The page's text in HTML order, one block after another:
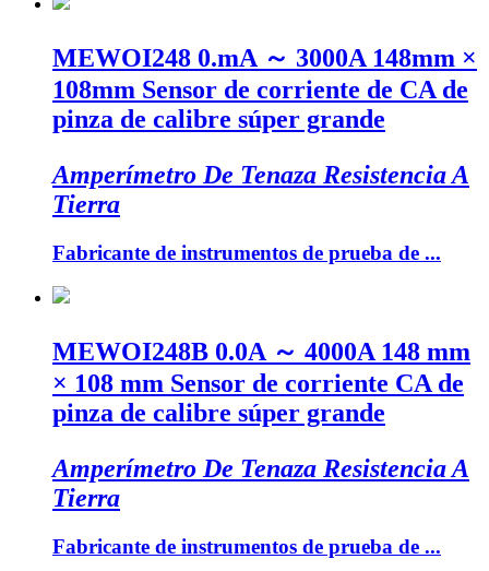
MEWOI248 0.mA ～ 3000A 148mm ×
108mm Sensor de corriente de CA de
pinza de calibre súper grande
Amperímetro De Tenaza Resistencia A
Tierra
Fabricante de instrumentos de prueba de ...
MEWOI248B 0.0A ～ 4000A 148 mm
× 108 mm Sensor de corriente CA de
pinza de calibre súper grande
Amperímetro De Tenaza Resistencia A
Tierra
Fabricante de instrumentos de prueba de ...